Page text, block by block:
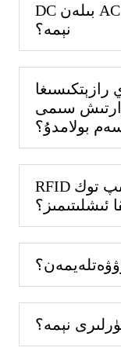
DC بىلەن AC قۇۋۋەتلەشنىڭ پەرقى
نېمە؟
رازېتكىسىغا
سىمى
بولامدۇ؟
RFID كارتىسىنى قانداق قىلىپ توك
ئىشلىتىمىز؟
نېمە؟